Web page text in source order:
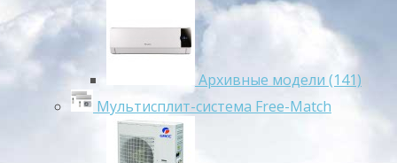
Архивные модели (141)
Мультисплит-система Free-Match